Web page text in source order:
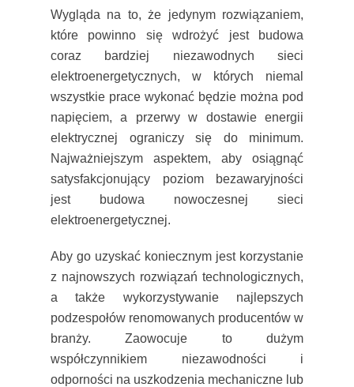
Wygląda na to, że jedynym rozwiązaniem,
które powinno się wdrożyć jest budowa
coraz bardziej niezawodnych sieci
elektroenergetycznych, w których niemal
wszystkie prace wykonać będzie można pod
napięciem, a przerwy w dostawie energii
elektrycznej ograniczy się do minimum.
Najważniejszym aspektem, aby osiągnąć
satysfakcjonujący poziom bezawaryjności
jest budowa nowoczesnej sieci
elektroenergetycznej.
Aby go uzyskać koniecznym jest korzystanie
z najnowszych rozwiązań technologicznych,
a także wykorzystywanie najlepszych
podzespołów renomowanych producentów w
branży. Zaowocuje to dużym
współczynnikiem niezawodności i
odporności na uszkodzenia mechaniczne lub